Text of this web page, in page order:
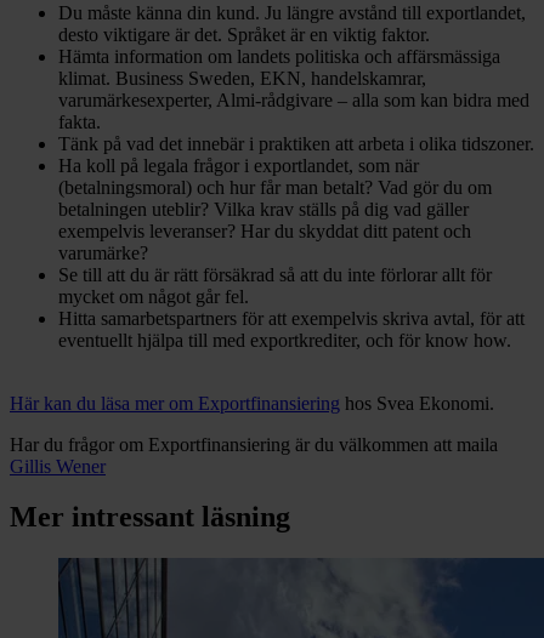
Du måste känna din kund. Ju längre avstånd till exportlandet,
desto viktigare är det. Språket är en viktig faktor.
Hämta information om landets politiska och affärsmässiga
klimat. Business Sweden, EKN, handelskamrar,
varumärkesexperter, Almi-rådgivare – alla som kan bidra med
fakta.
Tänk på vad det innebär i praktiken att arbeta i olika tidszoner.
Ha koll på legala frågor i exportlandet, som när
(betalningsmoral) och hur får man betalt? Vad gör du om
betalningen uteblir? Vilka krav ställs på dig vad gäller
exempelvis leveranser? Har du skyddat ditt patent och
varumärke?
Se till att du är rätt försäkrad så att du inte förlorar allt för
mycket om något går fel.
Hitta samarbetspartners för att exempelvis skriva avtal, för att
eventuellt hjälpa till med exportkrediter, och för know how.
Här kan du läsa mer om Exportfinansiering hos Svea Ekonomi.
Har du frågor om Exportfinansiering är du välkommen att maila
Gillis Wener
Mer intressant läsning